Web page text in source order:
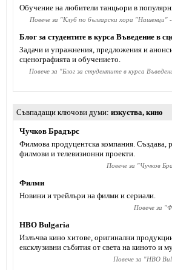
Обучение на любители танцьори в
Повече за "Клуб по български хора "Нашенци"
Блог за студентите в курса Въведение в
Задачи и упражнения, предложения и
сценографията и обучението.
Повече за "Блог за студентите в курса
Съвпадащи ключови думи изкуства, кино
Чучков Брадърс
Филмова продуцентска компания. Създава,
филмови и телевизионни проекти.
Повече за "Чучков
Филми
Новини и трейлъри на филми и сериали.
Повече за "
HBO Bulgaria
Излъчва кино хитове, оригинални
ексклузивни събития от света на киното и
Повече за "HBO